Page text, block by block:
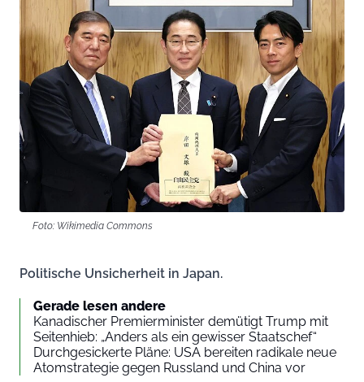
Foto: Wikimedia Commons
Politische Unsicherheit in Japan.
Gerade lesen andere
Kanadischer Premierminister demütigt Trump mit
Seitenhieb: „Anders als ein gewisser Staatschef“
Durchgesickerte Pläne: USA bereiten radikale neue
Atomstrategie gegen Russland und China vor